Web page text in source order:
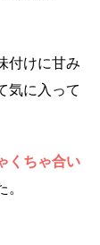
付けに甘み
気に入って
くちゃ合い